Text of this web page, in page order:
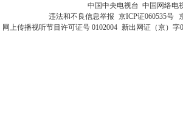
中国中央电视台 中国网络电
违法和不良信息举报 京ICP证060535号
网上传播视听节目许可证号 0102004 新出网证（京）